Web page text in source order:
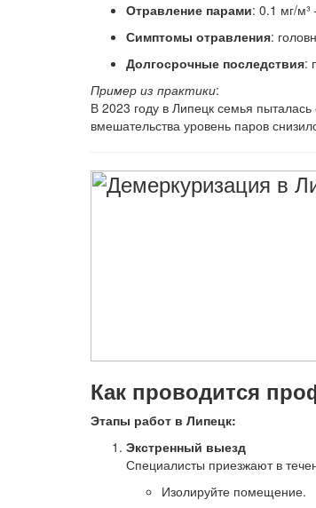
Отравление парами: 0.1 мг/м³
Симптомы отравления:
Долгосрочные последствия:
Пример из практики:
В 2023 году в Липецк семья
вмешательства уровень паров
Как проводится
Этапы работ в Липецк:
Экстренный выезд
Специалисты приезжают в
Изолируйте помещение.